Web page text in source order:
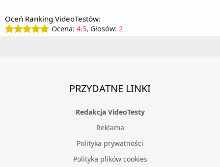
Oceń Ranking VideoTestów:
Ocena: 4.5, Głosów: 2
PRZYDATNE LINKI
Redakcja VideoTesty
Reklama
Polityka prywatności
Polityka plików cookies